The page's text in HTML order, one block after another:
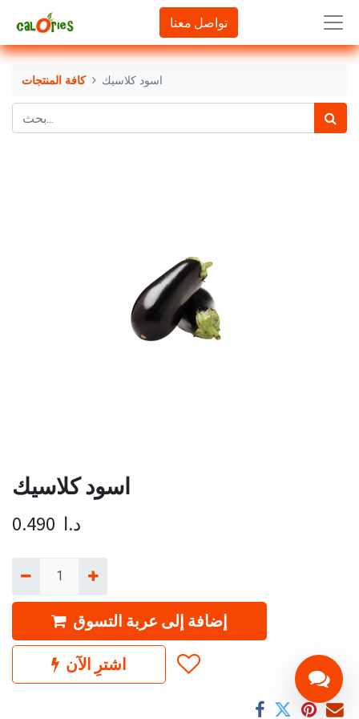
تواصل معنا
كافة المنتجات اسود كلاسيك
اسود كلاسيك
0.490 د.ا
إضافة إلى عربة التسوق
اشترِ الآن